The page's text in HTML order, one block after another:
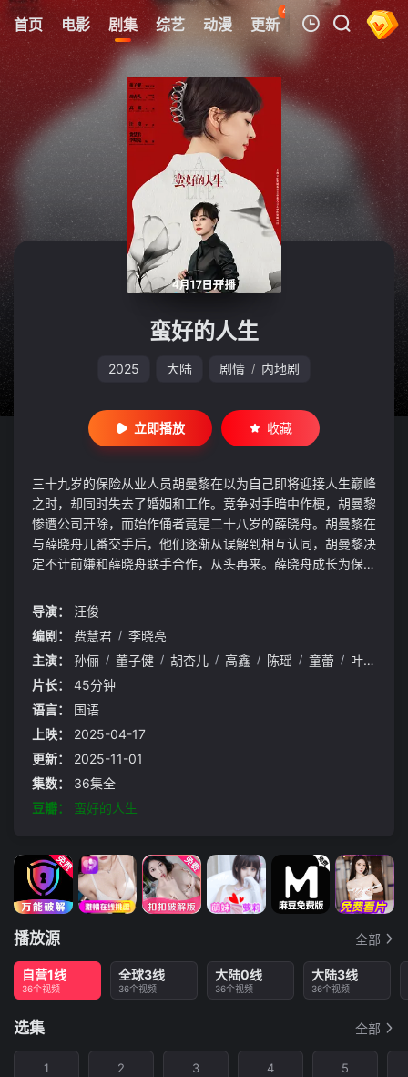
首页 电影 剧集 综艺 动漫 更新
45
热榜 APP
我的观影记录
暂无观看影片的记录
蛮好的人生
2025 大陆 剧情 / 内地剧
立即播放 收藏
三十九岁的保险从业人员胡曼黎在以为自己即将迎接人生巅峰
之时，却同时失去了婚姻和工作。竞争对手暗中作梗，胡曼黎
惨遭公司开除，而始作俑者竟是二十八岁的薛晓舟。胡曼黎在
与薛晓舟几番交手后，他们逐渐从误解到相互认同，胡曼黎决
定不计前嫌和薛晓舟联手合作，从头再来。薛晓舟成长为保险
场。
导演：
汪俊
编剧：
费慧君 / 李晓亮
主演：
孙俪 / 董子健 / 胡杏儿 / 高鑫 / 陈瑶 / 童蕾 / 叶青
片长：
45分钟
语言：
国语
上映：
2025-04-17
更新：
2025-11-01
集数：
36集全
豆瓣：
蛮好的人生
播放源 全部
自营1线
36个视频
全球3线
36个视频
大陆0线
36个视频
大陆3线
36个视频
选集 全部
1 2 3 4 5